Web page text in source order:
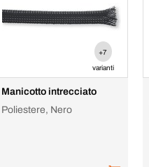
+7
varianti
Manicotto intrecciato
Poliestere, Nero